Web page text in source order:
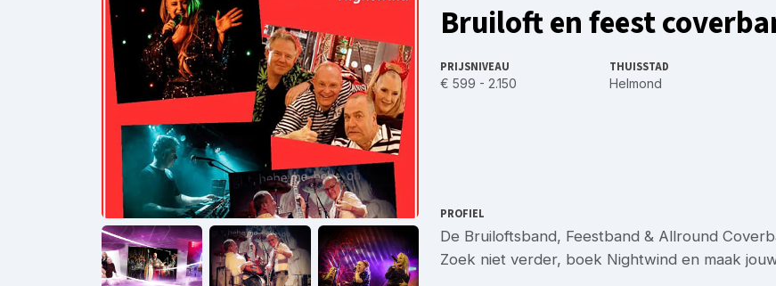
Bruiloft en feest
PRIJSNIVEAU
€ 599 - 2.150
THUISSTAD
Helmond
PROFIEL
De Bruiloftsband, Feestband & Allround
Zoek niet verder, boek Nightwind en maak